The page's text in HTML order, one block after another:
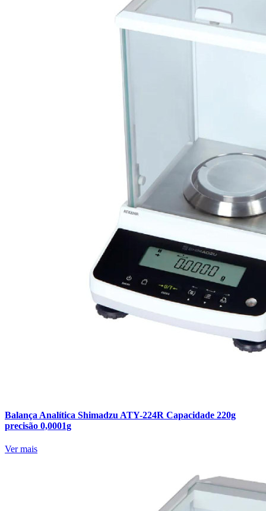
Balança Analítica Shimadzu ATY-224R Capacidade 220g
precisão 0,0001g
Ver mais